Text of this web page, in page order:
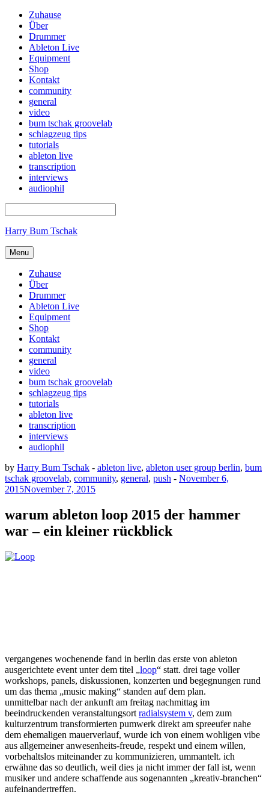
Zuhause
Über
Drummer
Ableton Live
Equipment
Shop
Kontakt
community
general
video
bum tschak groovelab
schlagzeug tips
tutorials
ableton live
transcription
interviews
audiophil
Harry Bum Tschak
Menu
Zuhause
Über
Drummer
Ableton Live
Equipment
Shop
Kontakt
community
general
video
bum tschak groovelab
schlagzeug tips
tutorials
ableton live
transcription
interviews
audiophil
by Harry Bum Tschak - ableton live, ableton user group berlin, bum
tschak groovelab, community, general, push - November 6,
2015November 7, 2015
warum ableton loop 2015 der hammer
war – ein kleiner rückblick
vergangenes wochenende fand in berlin das erste von ableton
ausgerichtete event unter dem titel „loop“ statt. drei tage voller
workshops, panels, diskussionen, konzerten und begegnungen rund
um das thema „music making“ standen auf dem plan.
unmittelbar nach der ankunft am freitag nachmittag im
beeindruckenden veranstaltungsort radialsystem v, dem zum
kulturzentrum transformierten pumwerk direkt am spreeufer nahe
dem ehemaligen mauerverlauf, wurde ich von einem wohligen vibe
aus allgemeiner anwesenheits-freude, respekt und einem willen,
vorbehaltslos miteinander zu kommunizieren, ummantelt. ich
erwähne das so deutlich, weil dies ja nicht immer der fall ist, wenn
musiker und andere schaffende aus sogenannten „kreativ-branchen“
aufeinandertreffen.